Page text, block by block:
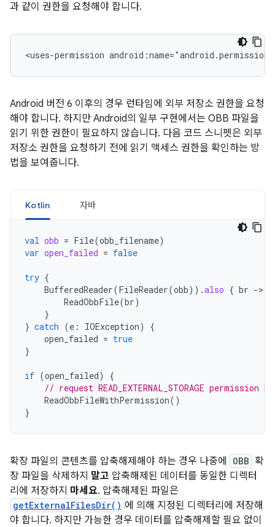
과 같이 권한을 요청해야 합니다.
<uses-permission
Android 버전 6 이후의 경우 런타임에 외부 저장소 권한을 요청
해야 합니다. 하지만 Android의 일부 구현에서는 OBB 파일을
읽기 위한 권한이 필요하지 않습니다. 다음 코드 스니펫은 외부
저장소 권한을 요청하기 전에 읽기 액세스 권한을 확인하는 방
법을 보여줍니다.
Kotlin 자바
val obb = File(obb_filename)
var open_failed = false
try {
BufferedReader(FileReader(obb)).also { br -
ReadObbFile(br)
}
} catch (e : IOException)
{
open_failed = true
}
if (open_failed)
{
// request READ_EXTERNAL_STORAGE
ReadObbFileWithPermission()
}
확장 파일의 콘텐츠를 압축해제해야 하는 경우 나중에 OBB 확
장 파일을 삭제하지 말고 압축해제된 데이터를 동일한 디렉터
리에 저장하지 마세요. 압축해제된 파일은
getExternalFilesDir() 에 의해 지정된 디렉터리에 저장해
야 합니다. 하지만 가능한 경우 데이터를 압축해제할 필요 없이